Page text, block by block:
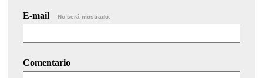
E-mail No será mostrado.
Comentario